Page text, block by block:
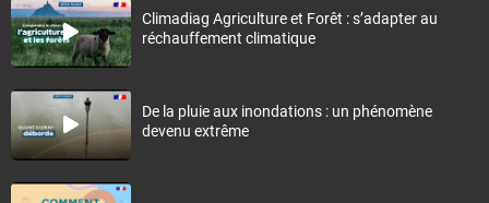
Climadiag Agriculture et Forêt : s’adapter au
réchauffement climatique
De la pluie aux inondations : un phénomène
devenu extrême